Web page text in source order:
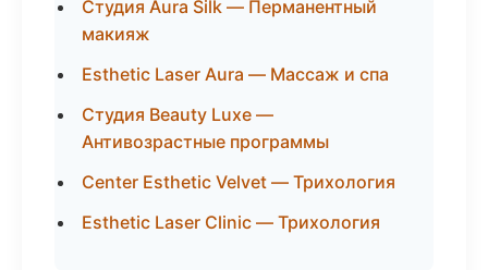
Студия Aura Silk — Перманентный
макияж
Esthetic Laser Aura — Массаж и спа
Студия Beauty Luxe —
Антивозрастные программы
Center Esthetic Velvet — Трихология
Esthetic Laser Clinic — Трихология